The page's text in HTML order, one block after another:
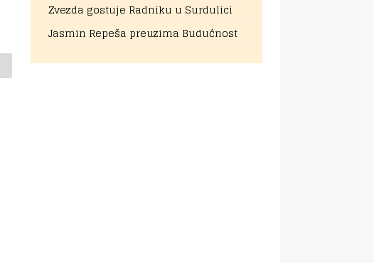
Zvezda gostuje Radniku u Surdulici
Jasmin Repeša preuzima Budućnost